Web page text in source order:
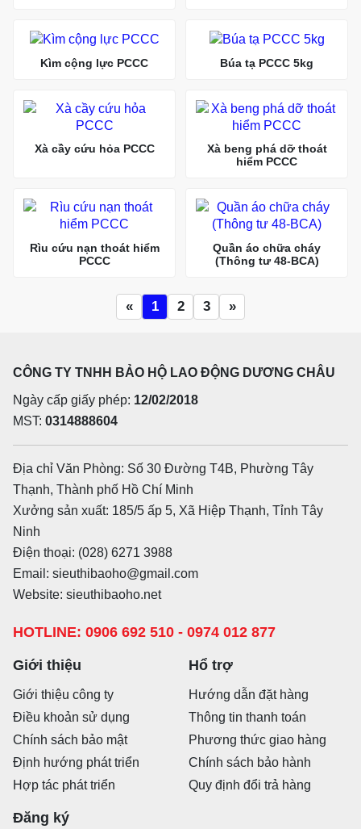
Kìm cộng lực PCCC Búa tạ PCCC 5kg
Xà cầy cứu hỏa PCCC
Xà beng phá dỡ thoát
hiểm PCCC
Rìu cứu nạn thoát hiểm
PCCC
Quần áo chữa cháy
(Thông tư 48-BCA)
« 1 2 3 »
CÔNG TY TNHH BẢO HỘ LAO ĐỘNG DƯƠNG CHÂU
Ngày cấp giấy phép: 12/02/2018
MST: 0314888604
Địa chỉ Văn Phòng: Số 30 Đường T4B, Phường Tây
Thạnh, Thành phố Hồ Chí Minh
Xưởng sản xuất: 185/5 ấp 5, Xã Hiệp Thạnh, Tỉnh Tây
Ninh
Điện thoại: (028) 6271 3988
Email: sieuthibaoho@gmail.com
Website: sieuthibaoho.net
HOTLINE: 0906 692 510 - 0974 012 877
Giới thiệu
Giới thiệu công ty
Điều khoản sử dụng
Chính sách bảo mật
Định hướng phát triển
Hợp tác phát triển
Hổ trợ
Hướng dẫn đặt hàng
Thông tin thanh toán
Phương thức giao hàng
Chính sách bảo hành
Quy định đổi trả hàng
Đăng ký